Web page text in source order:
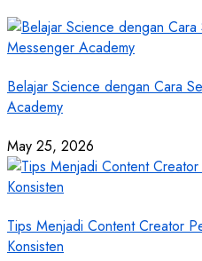
Belajar Science dengan Cara
Academy
May 25, 2026
Tips Menjadi Content Creator
Konsisten